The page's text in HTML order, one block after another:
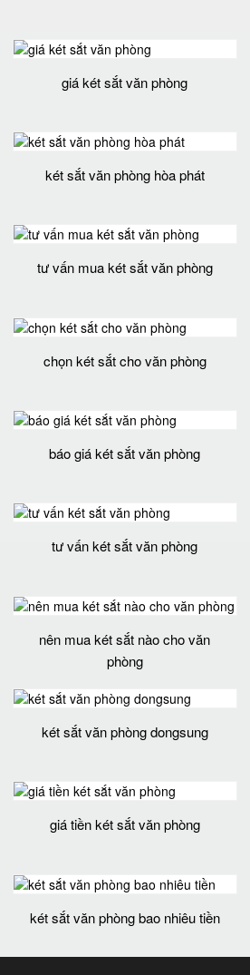
giá két sắt văn phòng
két sắt văn phòng hòa phát
tư vấn mua két sắt văn phòng
chọn két sắt cho văn phòng
báo giá két sắt văn phòng
tư vấn két sắt văn phòng
nên mua két sắt nào cho văn
phòng
két sắt văn phòng dongsung
giá tiền két sắt văn phòng
két sắt văn phòng bao nhiêu tiền